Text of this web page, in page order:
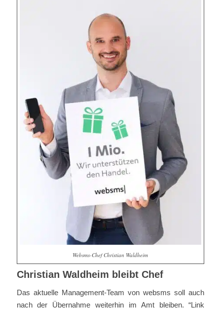
Websms-Chef Christian Waldheim
Christian Waldheim bleibt Chef
Das aktuelle Management-Team von websms soll auch
nach der Übernahme weiterhin im Amt bleiben. “Link